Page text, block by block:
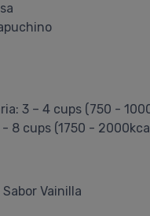
3 – 4 cups (750 -
8 cups (1750 -
Vainilla